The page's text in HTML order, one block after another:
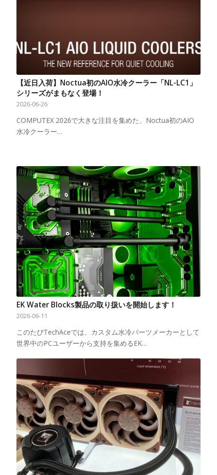
【近日入荷】Noctua初のAIO水冷クーラー「NL-LC1」
シリーズがまもなく登場！
2026-06-26
COMPUTEX 2026で大きな注目を集めた、Noctua初のAIO
水冷クーラー…
EK Water Blocks製品の取り扱いを開始します！
2026-06-11
このたびTechAceでは、カスタム水冷パーツメーカーとして
世界中のPCユーザーから支持を集めるEK…